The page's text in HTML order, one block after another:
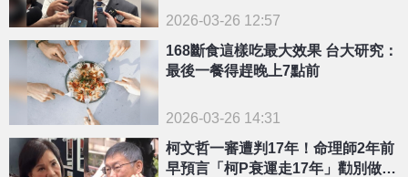
2026-03-26 12:57
168斷食這樣吃最大效果 台大研究：
最後一餐得趕晚上7點前
2026-03-26 14:31
柯文哲一審遭判17年！命理師2年前
早預言「柯P衰運走17年」勸別做1